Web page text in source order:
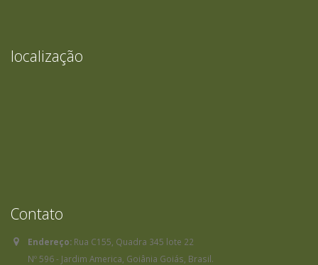
localização
Contato
Endereço: Rua C155, Quadra 345 lote 22
Nº 596 - Jardim America, Goiânia Goiás, Brasil.